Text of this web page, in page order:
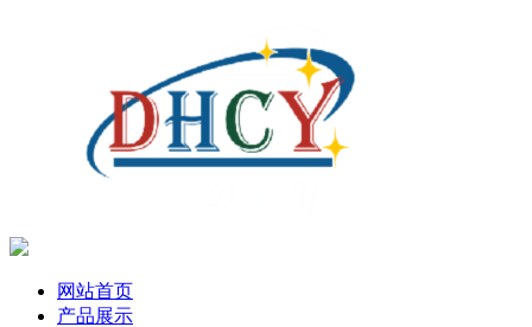
网站首页
产品展示